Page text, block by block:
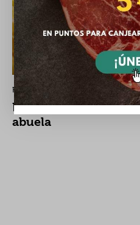
RECETAS
Filetes de ternera
abuela